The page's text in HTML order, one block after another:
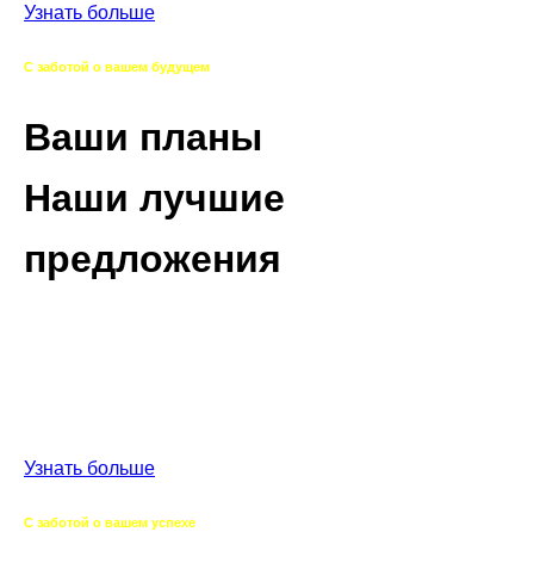
Узнать больше
С заботой о вашем будущем
Ваши планы
Наши лучшие
предложения
Узнать больше
С заботой о вашем успехе